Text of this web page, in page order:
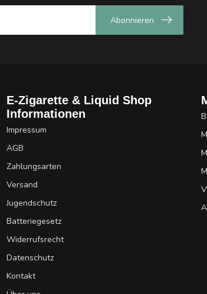
Abonnieren
E-Zigarette & Liquid Shop
Informationen
Impressum
AGB
Zahlungsarten
Versand
Jugendschutz
Batteriegesetz
Widerrufsrecht
Datenschutz
Kontakt